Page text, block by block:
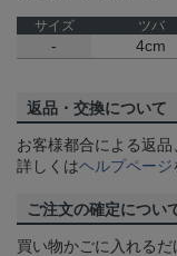
サイズ ツバ
- 4cm
返品・交換について
お客様都合による返品
詳しくはヘルプページ
ご注文の確定につい
買い物かごに入れる